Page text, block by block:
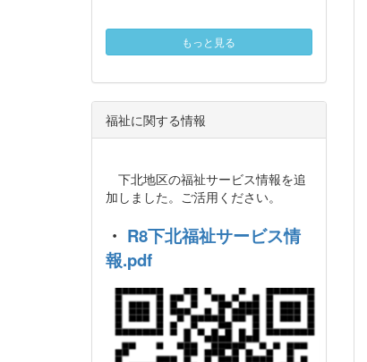
もっと見る
福祉に関する情報
下北地区の福祉サービス情報を追
加しました。ご活用ください。
・ R8下北福祉サービス情
報.pdf